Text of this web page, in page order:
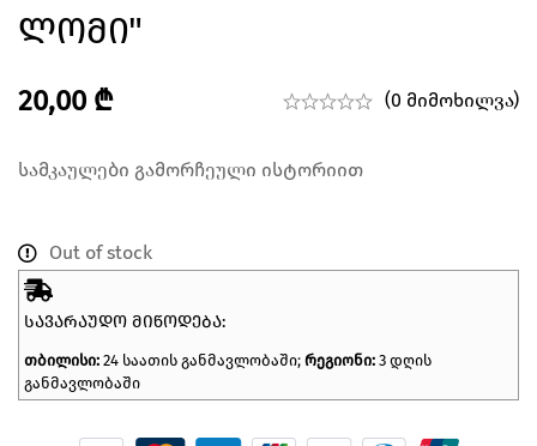
Ლომი"
20,00 ₾ (0 მიმოხილვა)
სამკაულები გამორჩეული ისტორიით
Out of stock
ᲡᲐᲕᲐᲠᲐᲣᲓᲝ ᲛᲘᲬᲝᲓᲔᲑᲐ:
თბილისი: 24 საათის განმავლობაში; რეგიონი: 3 დღის
განმავლობაში